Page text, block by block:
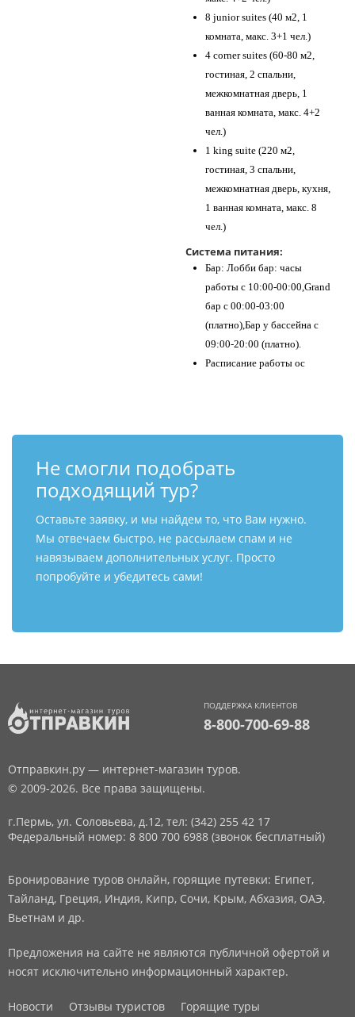
8 junior suites (40 м2, 1
комната, макс. 3+1 чел.)
4 corner suites (60-80 м2,
гостиная, 2 спальни,
межкомнатная дверь, 1
ванная комната, макс. 4+2
чел.)
1 king suite (220 м2,
гостиная, 3 спальни,
межкомнатная дверь, кухня,
1 ванная комната, макс. 8
чел.)
Система питания:
Бар: Лобби бар: часы
работы с 10:00-00:00,Grand
бар с 00:00-03:00
(платно),Бар у бассейна с
09:00-20:00 (платно).
Расписание работы ос
Не смогли подобрать
подходящий тур?
Оставьте заявку, и мы найдем то, что Вам нужно.
Мы отвечаем быстро, не рассылаем спам и не
навязываем дополнительных услуг. Просто
попробуйте и убедитесь сами!
ПОДДЕРЖКА КЛИЕНТОВ
8-800-700-69-88
Отправкин.ру — интернет-магазин туров.
© 2009-2026. Все права защищены.
г.Пермь, ул. Соловьева, д.12, тел: (342) 255 42 17
Федеральный номер: 8 800 700 6988 (звонок бесплатный)
Бронирование туров онлайн, горящие путевки: Египет,
Тайланд, Греция, Индия, Кипр, Сочи, Крым, Абхазия, ОАЭ,
Вьетнам и др.
Предложения на сайте не являются публичной офертой и
носят исключительно информационный характер.
Новости Отзывы туристов Горящие туры